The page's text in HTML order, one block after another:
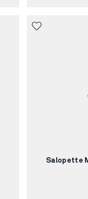
Salopette